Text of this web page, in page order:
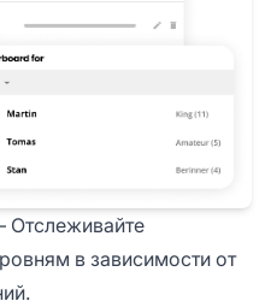
Отслеживайте
в зависимости от